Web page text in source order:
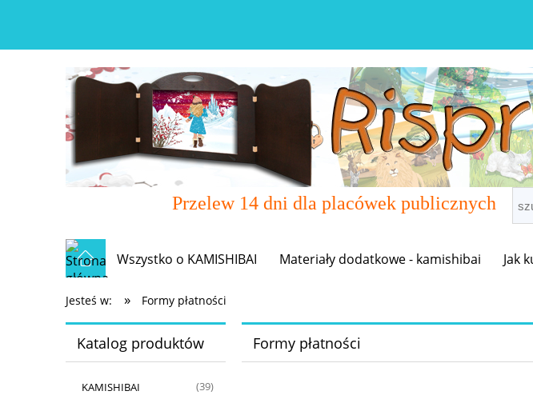
Przelew 14 dni dla placówek publicznych
Wszystko o KAMISHIBAI Materiały dodatkowe - kamishibai Jak
Jesteś w: » Formy płatności
Katalog produktów
KAMISHIBAI (39)
Formy płatności